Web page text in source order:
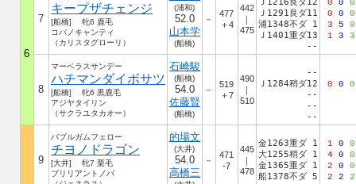
6
7
キープザチェンジ
[船橋] 牝6 鹿毛
コバノキャンティ
（カリスタグローリ）
(浦和)
52.0
山本学
(船橋)
－
477
＋4
442
｜
475
Ｊ1291良ダ11
浦1348不ダ 1
Ｊ1401重ダ13
--
0 0 0
0 0 0
3 5 0
1 3 3
8
マーベラスサンデー
ハチマンダイボサツ
[船橋] 牝6 黒鹿毛
アジヤタイリン
（サクラユタカオー）
石崎駿
(船橋)
54.0
佐藤賢
(船橋)
－
519
＋7
490
｜
510
--
Ｊ1284稍ダ12
--
--
--
0 0 0
9
バブルガムフェロー
チヨノドラゴン
[大井] 牝7 栗毛
ブリリアントノバ
的場文
(大井)
54.0
高橋三
－
471
-7
445
｜
478
金1263重ダ 1
大1255稍ダ 1
金1365重ダ 1
船1378不ダ 5
1 0 0
4 0 0
2 0 0
2 2 2